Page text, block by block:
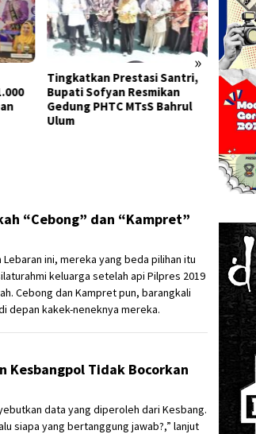
»
Tingkatkan Prestasi Santri,
Bupati Sofyan Resmikan
Gedung PHTC MTsS Bahrul
Ulum
Kota
dan
“Cebong” dan “Kampret”
ini, mereka yang beda pilihan itu
keluarga setelah api Pilpres 2019
Cebong dan Kampret pun, barangkali
depan kakek-neneknya mereka.
Kesbangpol Tidak Bocorkan
data yang diperoleh dari Kesbang.
siapa yang bertanggung jawab?,” lanjut